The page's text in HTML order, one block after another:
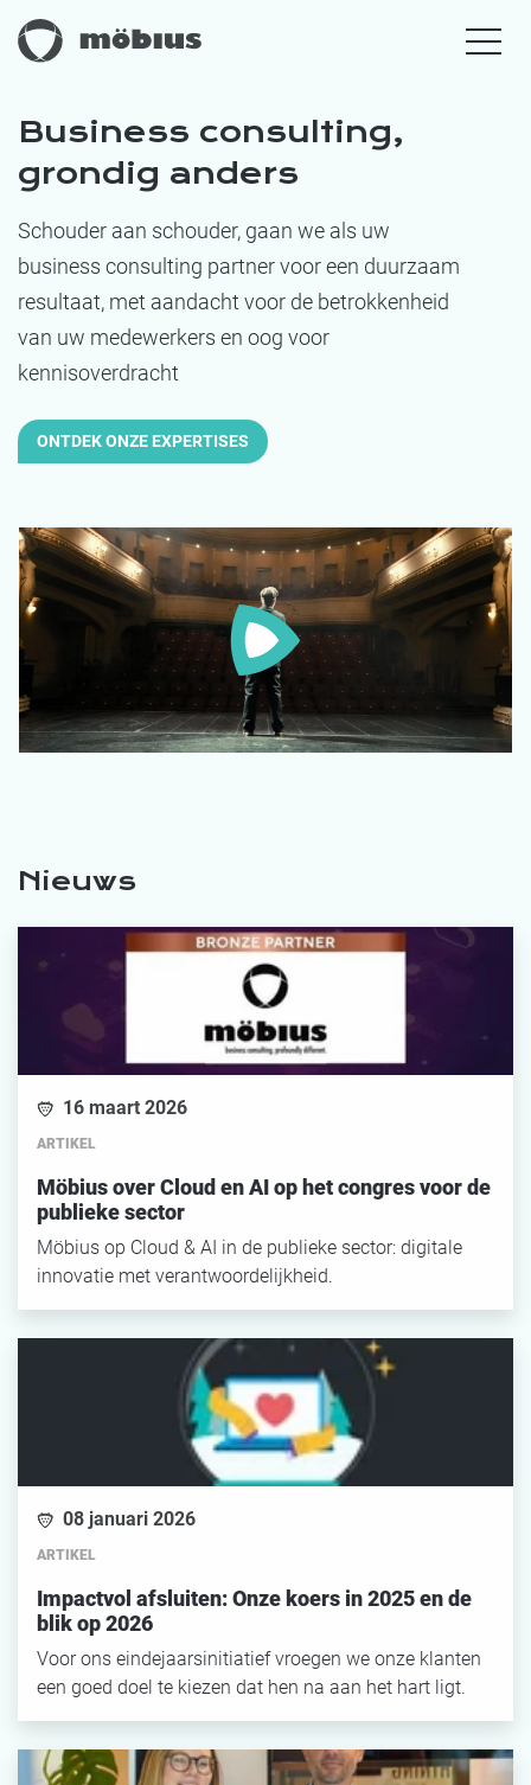
Business consulting,
grondig anders
Schouder aan schouder, gaan we als uw
business consulting partner voor een duurzaam
resultaat, met aandacht voor de betrokkenheid
van uw medewerkers en oog voor
kennisoverdracht
ONTDEK ONZE EXPERTISES
Nieuws
16 maart 2026
ARTIKEL
Möbius over Cloud en AI op het congres voor de
publieke sector
Möbius op Cloud & AI in de publieke sector: digitale
innovatie met verantwoordelijkheid.
08 januari 2026
ARTIKEL
Impactvol afsluiten: Onze koers in 2025 en de
blik op 2026
Voor ons eindejaarsinitiatief vroegen we onze klanten
een goed doel te kiezen dat hen na aan het hart ligt.